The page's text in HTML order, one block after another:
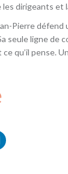
les dirigeants et
Pierre défend
seule ligne de
qu’il pense.